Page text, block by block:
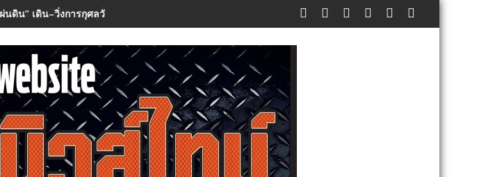
ดิน” เดิน–วิ่งการกุศลวันแม่ กว่า ๕๐๐ คน ต้านยาเสพติด